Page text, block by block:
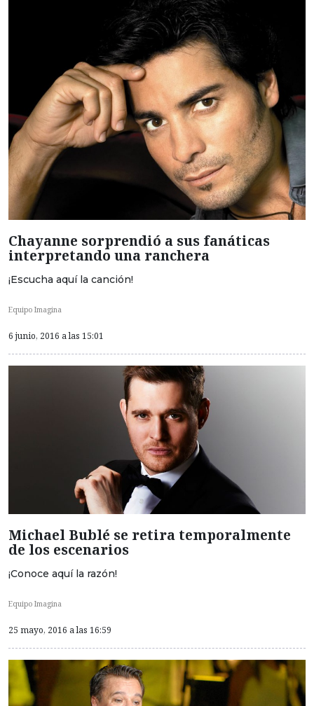
Chayanne sorprendió a sus fanáticas
interpretando una ranchera
¡Escucha aquí la canción!
Equipo Imagina
6 junio, 2016 a las 15:01
Michael Bublé se retira temporalmente
de los escenarios
¡Conoce aquí la razón!
Equipo Imagina
25 mayo, 2016 a las 16:59